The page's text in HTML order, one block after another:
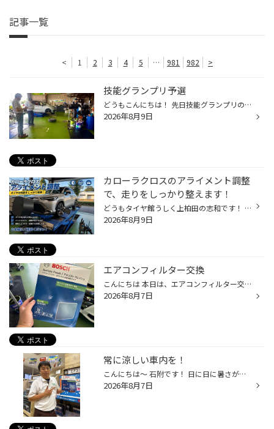
記事一覧
< 1 2 3 4 5 … 981 982 >
技能グランプリ予選
どうもこんにちは！ 先日技能グランプリの地区予選を行いました！ 結果は関東大会出場になり頑張った甲斐がありました！ この技能を皆様の作業に生かして丁寧かつ迅速に整備していきます！ これからもタイヤ館うしく上柏田を応援宜しくお願いします！
2026年8月9日
カローラクロスのアライメント調整
で、走りをしっかり整えます！
どうもタイヤ館うしく上柏田の志和です！ 本日はカローラクロスのアライメント調整を行いました。 走行中のまっすぐ感やハンドルの違和感が気になる方におすすめです。タイヤの片減りが出ている場合も、アライメントのズレが関係していることがあります。縁石にぶつけたあとや、足回りの部品を交換...
2026年8月9日
エアコンフィルター交換
こんにちは 本日は、エアコンフィルター交換になります エアコンフィルターはが汚れてくると 風量の低下 臭いの元になります 交換です だいたいのお車は グローブボックスの後ろについています カバーを外して交換をします 新品を入れます 向きがあるので注意してください カバーとグローブボックス...
2026年8月7日
常に涼しい車内を！
こんにちは～ 石附です！ 日に日に暑さが増してきていますね 私はこの夏絶対に日焼けしない宣言を心の中で誓ったので日焼け止めクリーム+アームウォーマー+日傘必須です(>_<) あとは涼しい車内もとっても必須です！！ 暑い車内に入る時かなり覚悟しながら入ってるのは私だけではないはず,,, クーラ...
2026年8月7日